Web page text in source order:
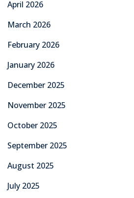
April 2026
March 2026
February 2026
January 2026
December 2025
November 2025
October 2025
September 2025
August 2025
July 2025